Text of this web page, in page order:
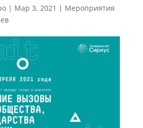
| Мар 3, 2021 | Мероприятия